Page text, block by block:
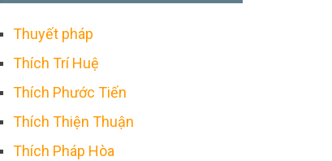
Thuyết pháp
Thích Trí Huệ
Thích Phước Tiến
Thích Thiện Thuận
Thích Pháp Hòa